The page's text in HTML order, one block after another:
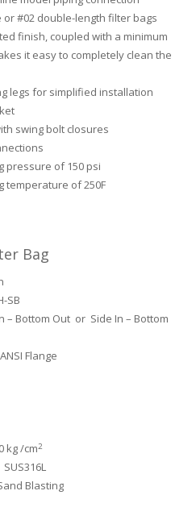
or #02 double-length filter bags
finish, coupled with a minimum
it easy to completely clean the
legs for simplified installation
swing bolt closures
pressure of 150 psi
temperature of 250F
Bag
SB
– Bottom Out or Side In – Bottom
Flange
kg /cm2
Blasting